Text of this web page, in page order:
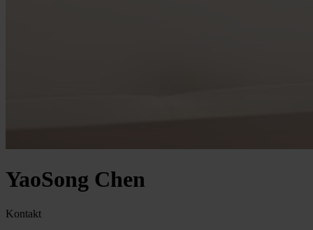
YaoSong Chen
Kontakt